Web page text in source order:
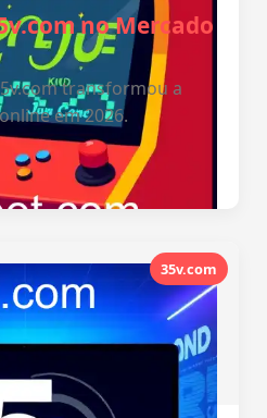
no Mercado
transformou a
em 2026.
35v.com